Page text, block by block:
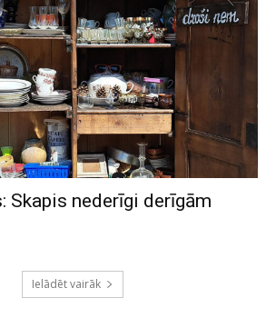
Skapis nederīgi derīgām
Ielādēt vairāk